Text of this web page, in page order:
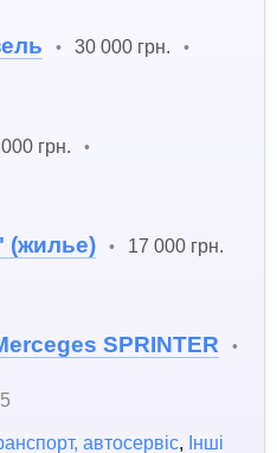
• 30 000 грн. •
грн. •
(жилье) • 17 000 грн.
SPRINTER •
автосервіс, Інші